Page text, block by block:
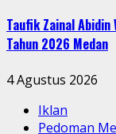
Taufik Zainal Abidin
Tahun 2026 Medan
4 Agustus 2026
Iklan
Pedoman